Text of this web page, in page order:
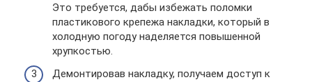
Это требуется, дабы избежать поломки
пластикового крепежа накладки, который в
холодную погоду наделяется повышенной
хрупкостью.
Демонтировав накладку, получаем доступ к